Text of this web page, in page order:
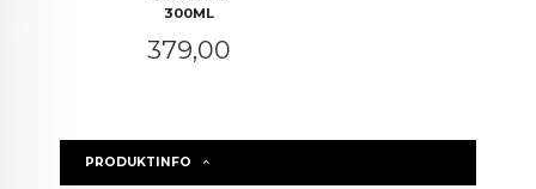
300ML
Pris
379,00
PRODUKTINFO